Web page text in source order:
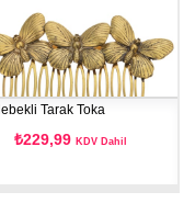
Tarak Toka
₺229,99KDV Dahil